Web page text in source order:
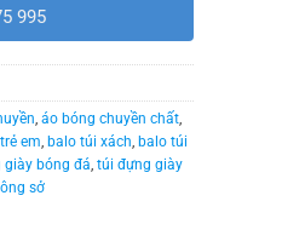
995
, áo bóng chuyền chất,
em, balo túi xách, balo túi
giày bóng đá, túi đựng giày
sở